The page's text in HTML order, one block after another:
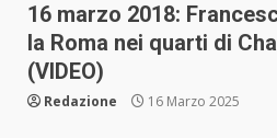
16 marzo 2018:
la Roma nei quarti di
(VIDEO)
Redazione 16 Marzo 2025